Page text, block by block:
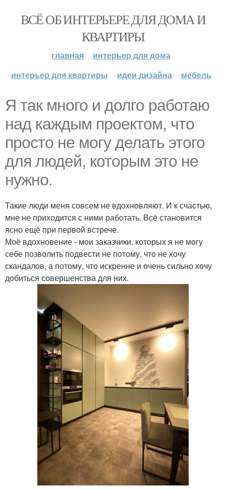
ВСЁ ОБ ИНТЕРЬЕРЕ ДЛЯ ДОМА И
КВАРТИРЫ
главная
интерьер для дома
интерьер для квартиры
идеи дизайна мебель
Я так много и долго работаю
над каждым проектом, что
просто не могу делать этого
для людей, которым это не
нужно.
Такие люди меня совсем не вдохновляют. И к счастью,
мне не приходится с ними работать. Всё становится
ясно ещё при первой встрече.
Моё вдохновение - мои заказчики, которых я не могу
себе позволить подвести не потому, что не хочу
скандалов, а потому, что искренне и очень сильно хочу
добиться совершенства для них.